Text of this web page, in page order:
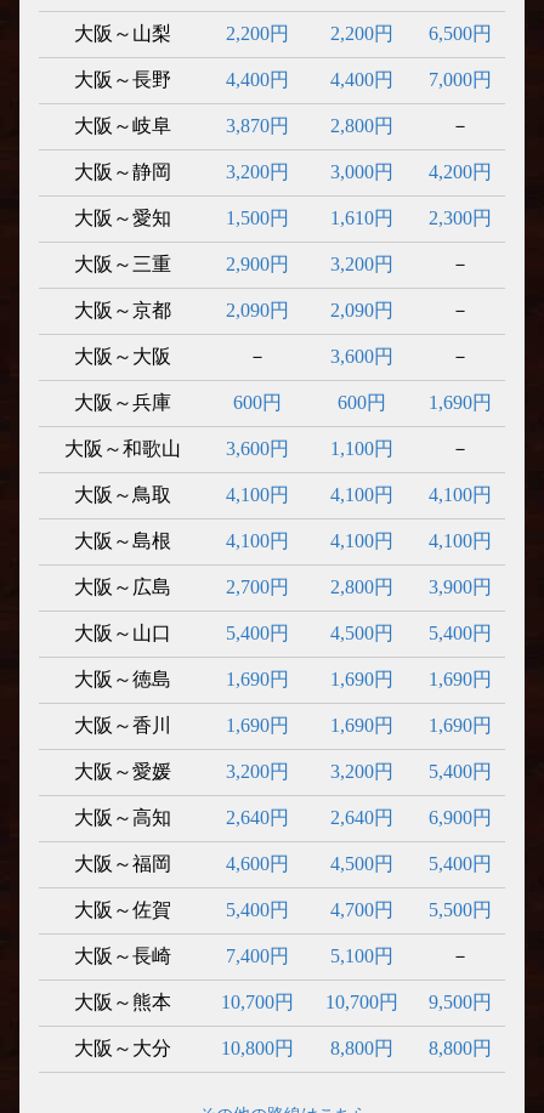
大阪～山梨 2,200円 2,200円 6,500円
大阪～長野 4,400円 4,400円 7,000円
大阪～岐阜 3,870円 2,800円 －
大阪～静岡 3,200円 3,000円 4,200円
大阪～愛知 1,500円 1,610円 2,300円
大阪～三重 2,900円 3,200円 －
大阪～京都 2,090円 2,090円 －
大阪～大阪 － 3,600円 －
大阪～兵庫 600円 600円 1,690円
大阪～和歌山 3,600円 1,100円 －
大阪～鳥取 4,100円 4,100円 4,100円
大阪～島根 4,100円 4,100円 4,100円
大阪～広島 2,700円 2,800円 3,900円
大阪～山口 5,400円 4,500円 5,400円
大阪～徳島 1,690円 1,690円 1,690円
大阪～香川 1,690円 1,690円 1,690円
大阪～愛媛 3,200円 3,200円 5,400円
大阪～高知 2,640円 2,640円 6,900円
大阪～福岡 4,600円 4,500円 5,400円
大阪～佐賀 5,400円 4,700円 5,500円
大阪～長崎 7,400円 5,100円 －
大阪～熊本 10,700円 10,700円 9,500円
大阪～大分 10,800円 8,800円 8,800円